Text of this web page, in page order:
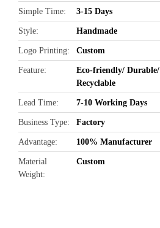
Simple Time 3-15 Days
Style Handmade
Logo Printing Custom
Feature
Eco-friendly/ Durable/
Recyclable
Lead Time 7-10 Working Days
Business Type Factory
Advantage 100% Manufacturer
Material
Weight
Custom